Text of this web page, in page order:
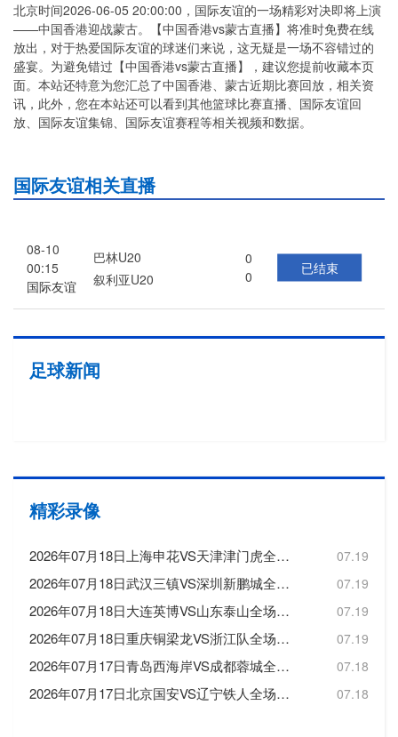
北京时间2026-06-05 20:00:00，国际友谊的一场精彩对决即将上演
——中国香港迎战蒙古。【中国香港vs蒙古直播】将准时免费在线
放出，对于热爱国际友谊的球迷们来说，这无疑是一场不容错过的
盛宴。为避免错过【中国香港vs蒙古直播】，建议您提前收藏本页
面。本站还特意为您汇总了中国香港、蒙古近期比赛回放，相关资
讯，此外，您在本站还可以看到其他篮球比赛直播、国际友谊回
放、国际友谊集锦、国际友谊赛程等相关视频和数据。
国际友谊相关直播
08-10
00:15
国际友谊
巴林U20
0
0
叙利亚U20
已结束
足球新闻
精彩录像
2026年07月18日上海申花VS天津津门虎全场比赛录像回放 07.19
2026年07月18日武汉三镇VS深圳新鹏城全场比赛录像回放 07.19
2026年07月18日大连英博VS山东泰山全场比赛录像回放 07.19
2026年07月18日重庆铜梁龙VS浙江队全场比赛录像回放 07.19
2026年07月17日青岛西海岸VS成都蓉城全场比赛录像回放 07.18
2026年07月17日北京国安VS辽宁铁人全场比赛录像回放 07.18